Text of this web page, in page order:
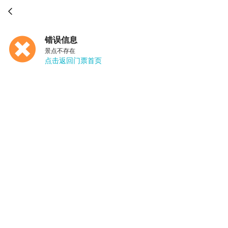

错误信息
景点不存在
点击返回门票首页